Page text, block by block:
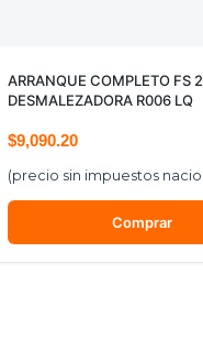
ARRANQUE COMPLETO FS
DESMALEZADORA R006 LQ
$9,090.20
(precio sin impuestos
Comprar